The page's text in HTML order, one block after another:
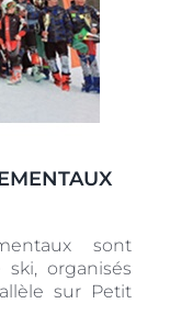
sont
organisés
sur Petit